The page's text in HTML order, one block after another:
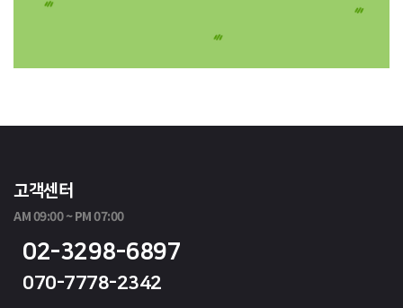
고객센터
AM 09:00 ~ PM 07:00
02-3298-6897
070-7778-2342